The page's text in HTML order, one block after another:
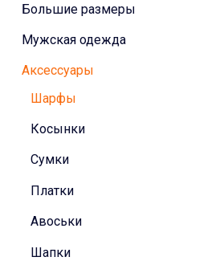
Большие размеры
Мужская одежда
Аксессуары
Шарфы
Косынки
Сумки
Платки
Авоськи
Шапки